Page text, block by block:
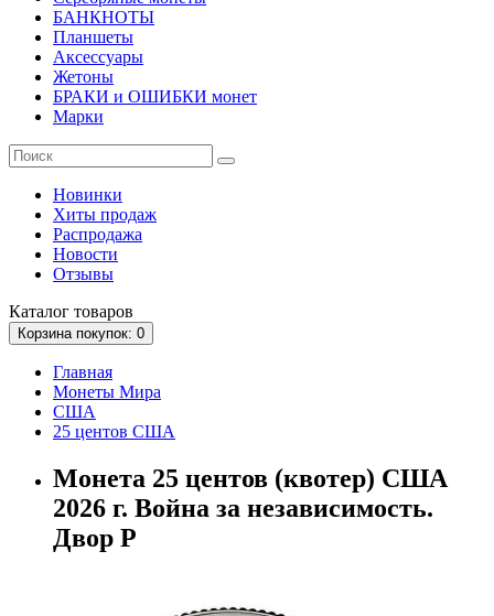
БАНКНОТЫ
Планшеты
Аксессуары
Жетоны
БРАКИ и ОШИБКИ монет
Марки
Новинки
Хиты продаж
Распродажа
Новости
Отзывы
Каталог товаров
Корзинапокупок: 0
Главная
Монеты Мира
США
25 центов США
Монета 25 центов (квотер) США
2026 г. Война за независимость.
Двор P